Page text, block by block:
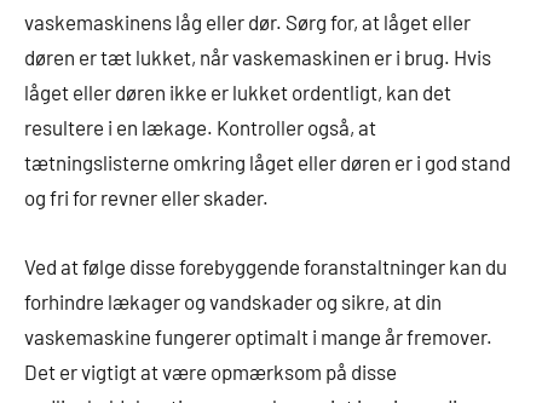
vaskemaskinens låg eller dør. Sørg for, at låget eller
døren er tæt lukket, når vaskemaskinen er i brug. Hvis
låget eller døren ikke er lukket ordentligt, kan det
resultere i en lækage. Kontroller også, at
tætningslisterne omkring låget eller døren er i god stand
og fri for revner eller skader.
Ved at følge disse forebyggende foranstaltninger kan du
forhindre lækager og vandskader og sikre, at din
vaskemaskine fungerer optimalt i mange år fremover.
Det er vigtigt at være opmærksom på disse